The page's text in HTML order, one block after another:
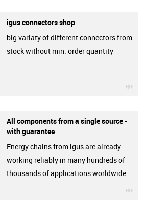
igus connectors shop
big variaty of different connectors from
stock without min. order quantity
All components from a single source -
with guarantee
Energy chains from igus are already
working reliably in many hundreds of
thousands of applications worldwide.